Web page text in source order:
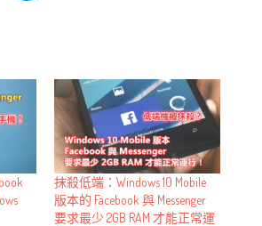
抹殺低端：Windows 10 Mobile
版本的 Facebook 與 Messenger
要求最少 2GB RAM 才能正常運